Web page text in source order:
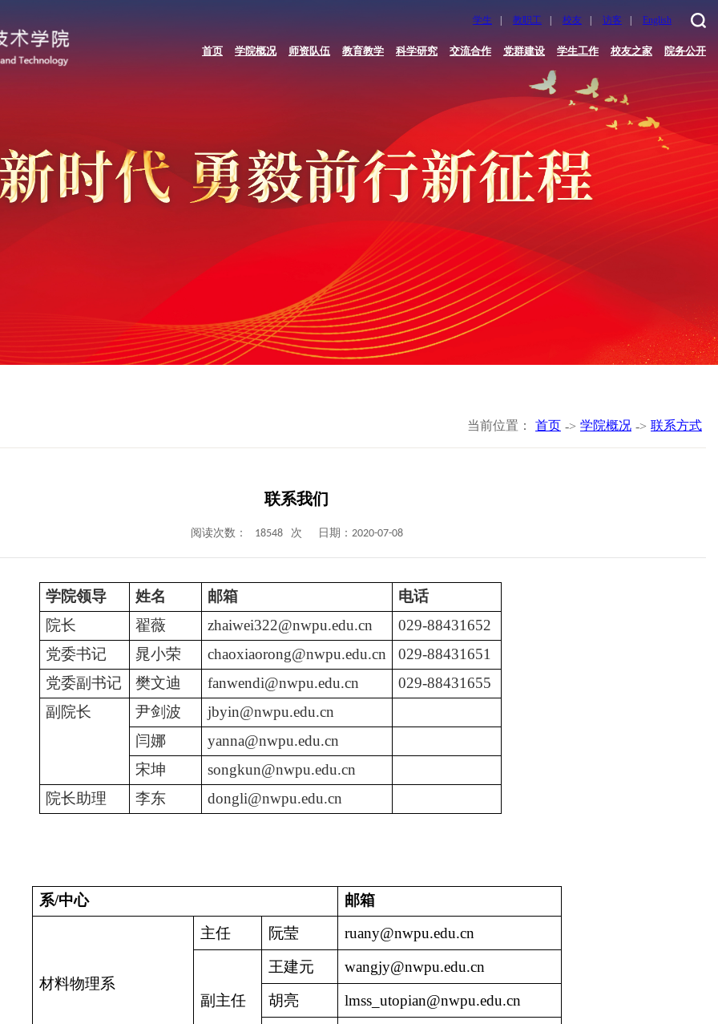
学生 教职工 校友 访客 English
首页 学院概况 师资队伍 教育教学 科学研究 交流合作 党群建设 学生工作 校友之家 院务公开
当前位置： 首页 -> 学院概况 -> 联系方式
联系我们
阅读次数： 18548 次 日期：2020-07-08
学院领导 姓名 邮箱
电话
院长
翟薇 zhaiwei322@nwpu.edu.cn
029-88431652
党委书记
晁小荣 chaoxiaorong@nwpu.edu.cn
029-88431651
党委副书记
樊文迪 fanwendi@nwpu.edu.cn
029-88431655
副院长
尹剑波
jbyin@nwpu.edu.cn
闫娜
yanna@nwpu.edu.cn
宋坤
songkun@nwpu.edu.cn
院长助理
李东 dongli@nwpu.edu.cn
系/中心 邮箱
材料物理系
主任 阮莹 ruany@nwpu.edu.cn
副 主任
王建元
wangjy@nwpu.edu.cn
胡亮
lmss_utopian@nwpu.edu.cn